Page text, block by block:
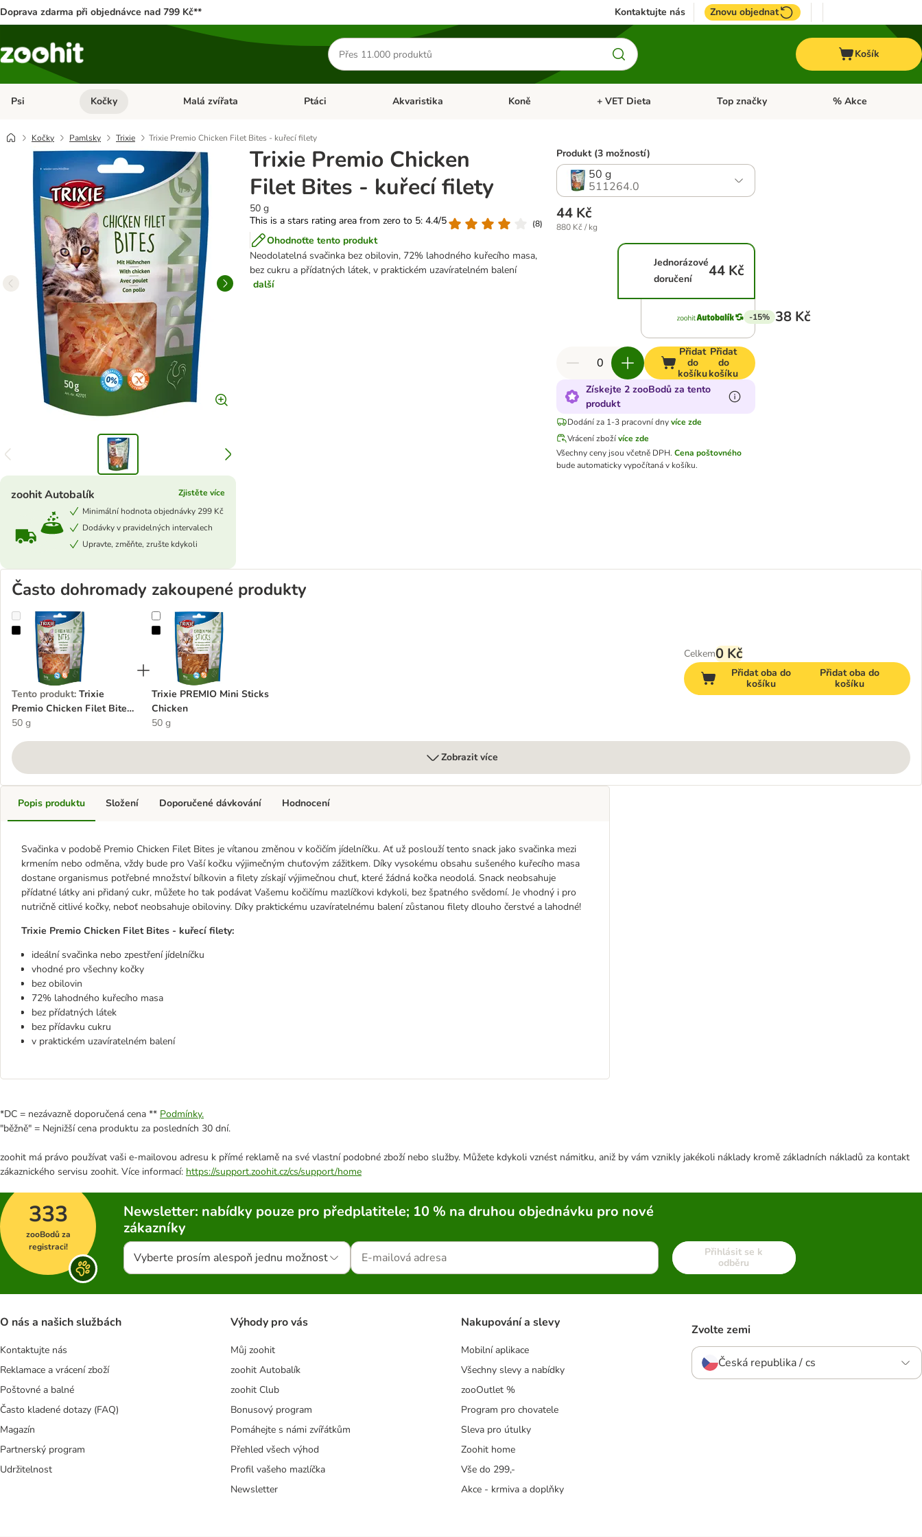
Doprava zdarma při objednávce nad 799 Kč** Kontaktujte nás Znovu objednat
Hledat
produkty
Košík
Psi Otevřít menu: Psi
Kočky Otevřít menu: Kočky
Malá zvířata Otevřít menu: Malá zvířata
Ptáci Otevřít menu: Ptáci
Akvaristika Otevřít menu: Akvaristika
Koně Otevřít menu: Koně
+ VET Dieta Otevřít menu: + VET Dieta
Top značky Otevřít menu: Top
% Akce
Kočky Pamlsky Trixie Trixie Premio Chicken Filet Bites - kuřecí filety
Trixie Premio Chicken
Filet Bites - kuřecí filety
50 g
This is a stars rating area from zero to 5: 4.4/5
(8)
Ohodnoťte tento produkt
Neodolatelná svačinka bez obilovin, 72% lahodného kuřecího masa,
bez cukru a přídatných látek, v praktickém uzavíratelném balení
další
zoohit Autobalík
Zjistěte více
Minimální hodnota objednávky 299 Kč
Dodávky v pravidelných intervalech
Upravte, změňte, zrušte kdykoli
Produkt (3 možností)
50 g
511264.0
44 Kč
880 Kč / kg
Jednorázové
doručení
44 Kč
-15% 38 Kč
Přidat
do
košíku
Přidat
do
košíku
Získejte 2 zooBodů za tento
produkt
Dodání za 1-3 pracovní dnyvíce zde
Vrácení zbožívíce zde
Všechny ceny jsou včetně DPH. Cena poštovného
bude automaticky vypočítaná v košíku.
Často dohromady zakoupené produkty
Trixie Premio Chicken Filet Bites - kuřecí filety
Tento produkt: Trixie
Premio Chicken Filet Bites
- kuřecí filety
50 g
Trixie PREMIO Mini Sticks Chicken
Trixie PREMIO Mini Sticks
Chicken
50 g
Celkem0 Kč
Přidat oba do
košíku
Přidat oba do
košíku
Zobrazit více
Popis produktu
Svačinka v podobě Premio Chicken Filet Bites je vítanou změnou v kočičím jídelníčku. Ať už poslouží tento snack jako svačinka mezi
krmením nebo odměna, vždy bude pro Vaší kočku výjimečným chuťovým zážitkem. Díky vysokému obsahu sušeného kuřecího masa
dostane organismus potřebné množství bílkovin a filety získají výjimečnou chuť, které žádná kočka neodolá. Snack neobsahuje
přídatné látky ani přidaný cukr, můžete ho tak podávat Vašemu kočičímu mazlíčkovi kdykoli, bez špatného svědomí. Je vhodný i pro
nutričně citlivé kočky, neboť neobsahuje obiloviny. Díky praktickému uzavíratelnému balení zůstanou filety dlouho čerstvé a lahodné!
Trixie Premio Chicken Filet Bites - kuřecí filety:
ideální svačinka nebo zpestření jídelníčku
vhodné pro všechny kočky
bez obilovin
72% lahodného kuřecího masa
bez přídatných látek
bez přídavku cukru
v praktickém uzavíratelném balení
Složení Doporučené dávkování Hodnocení
*DC = nezávazně doporučená cena ** Podmínky.
"běžně" = Nejnižší cena produktu za posledních 30 dní.
zoohit má právo používat vaši e-mailovou adresu k přímé reklamě na své vlastní podobné zboží nebo služby. Můžete kdykoli vznést námitku, aniž by vám vznikly jakékoli náklady kromě základních nákladů za kontakt
zákaznického servisu zoohit. Více informací: https://support.zoohit.cz/cs/support/home
333
zooBodů za
registraci!
Newsletter: nabídky pouze pro předplatitele; 10 % na druhou objednávku pro nové
zákazníky
Vyberte prosím alespoň jednu možnost
Přihlásit se k
odběru
O nás a našich službách
Kontaktujte nás
Reklamace a vrácení zboží
Poštovné a balné
Často kladené dotazy (FAQ)
Magazín
Partnerský program
Udržitelnost
Výhody pro vás
Můj zoohit
zoohit Autobalík
zoohit Club
Bonusový program
Pomáhejte s námi zvířátkům
Přehled všech výhod
Profil vašeho mazlíčka
Newsletter
Nakupování a slevy
Mobilní aplikace
Všechny slevy a nabídky
zooOutlet %
Program pro chovatele
Sleva pro útulky
Zoohit home
Vše do 299,-
Akce - krmiva a doplňky
Zvolte zemi
Česká republika / cs